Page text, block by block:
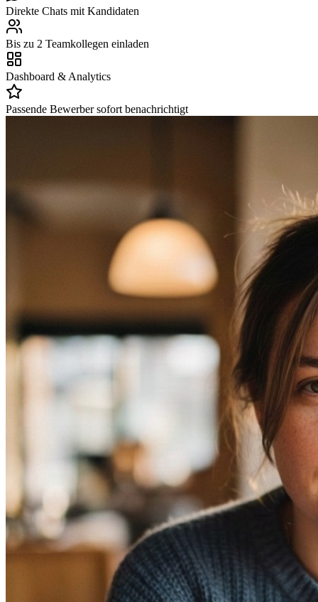
Direkte Chats mit Kandidaten
Bis zu 2 Teamkollegen einladen
Dashboard & Analytics
Passende Bewerber sofort benachrichtigt